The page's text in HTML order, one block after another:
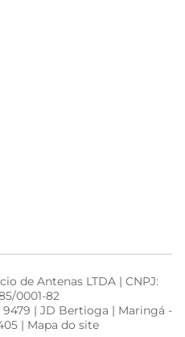
de Antenas LTDA | CNPJ:
0001-82
| JD Bertioga | Maringá -
| Mapa do site